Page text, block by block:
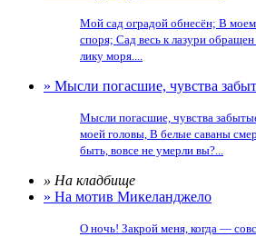
Мой сад оградой обнесён; В
споря; Сад весь к лазури
лику моря....
» Мысли погасшие, чувства
Мысли погасшие, чувства
моей головы, В белые саваны
быть, вовсе не умерли вы?...
» На кладбище
» На мотив Микеланджело
О ночь! Закрой меня, когда —